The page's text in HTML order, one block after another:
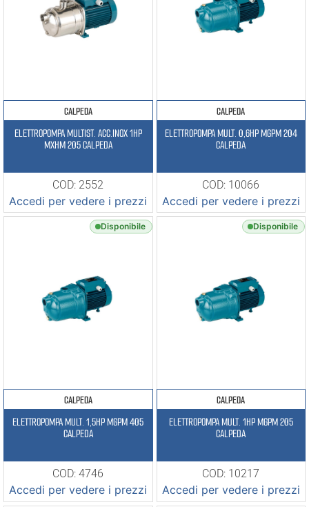
CALPEDA
ELETTROPOMPA MULTIST. ACC.INOX 1HP
MXHM 205 CALPEDA
COD: 2552
Accedi per vedere i prezzi
CALPEDA
ELETTROPOMPA MULT. 0,6HP MGPM 204
CALPEDA
COD: 10066
Accedi per vedere i prezzi
Disponibile
CALPEDA
ELETTROPOMPA MULT. 1,5HP MGPM 405
CALPEDA
COD: 4746
Accedi per vedere i prezzi
Disponibile
CALPEDA
ELETTROPOMPA MULT. 1HP MGPM 205
CALPEDA
COD: 10217
Accedi per vedere i prezzi